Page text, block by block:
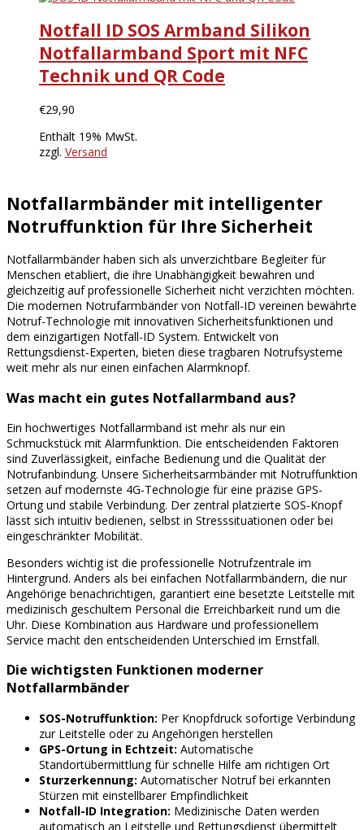
Notfall ID SOS Armband Silikon
Notfallarmband Sport mit NFC
Technik und QR Code
€29,90
Enthält 19% MwSt.
zzgl. Versand
Notfallarmbänder mit intelligenter
Notruffunktion für Ihre Sicherheit
Notfallarmbänder haben sich als unverzichtbare Begleiter für
Menschen etabliert, die ihre Unabhängigkeit bewahren und
gleichzeitig auf professionelle Sicherheit nicht verzichten möchten.
Die modernen Notrufarmbänder von Notfall-ID vereinen bewährte
Notruf-Technologie mit innovativen Sicherheitsfunktionen und
dem einzigartigen Notfall-ID System. Entwickelt von
Rettungsdienst-Experten, bieten diese tragbaren Notrufsysteme
weit mehr als nur einen einfachen Alarmknopf.
Was macht ein gutes Notfallarmband aus?
Ein hochwertiges Notfallarmband ist mehr als nur ein
Schmuckstück mit Alarmfunktion. Die entscheidenden Faktoren
sind Zuverlässigkeit, einfache Bedienung und die Qualität der
Notrufanbindung. Unsere Sicherheitsarmbänder mit Notruffunktion
setzen auf modernste 4G-Technologie für eine präzise GPS-
Ortung und stabile Verbindung. Der zentral platzierte SOS-Knopf
lässt sich intuitiv bedienen, selbst in Stresssituationen oder bei
eingeschränkter Mobilität.
Besonders wichtig ist die professionelle Notrufzentrale im
Hintergrund. Anders als bei einfachen Notfallarmbändern, die nur
Angehörige benachrichtigen, garantiert eine besetzte Leitstelle mit
medizinisch geschultem Personal die Erreichbarkeit rund um die
Uhr. Diese Kombination aus Hardware und professionellem
Service macht den entscheidenden Unterschied im Ernstfall.
Die wichtigsten Funktionen moderner
Notfallarmbänder
SOS-Notruffunktion: Per Knopfdruck sofortige Verbindung
zur Leitstelle oder zu Angehörigen herstellen
GPS-Ortung in Echtzeit: Automatische
Standortübermittlung für schnelle Hilfe am richtigen Ort
Sturzerkennung: Automatischer Notruf bei erkannten
Stürzen mit einstellbarer Empfindlichkeit
Notfall-ID Integration: Medizinische Daten werden
automatisch an Leitstelle und Rettungsdienst übermittelt